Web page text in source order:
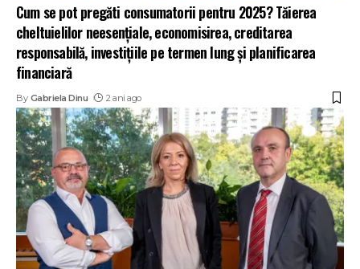
Cum se pot pregăti consumatorii pentru 2025? Tăierea
cheltuielilor neesențiale, economisirea, creditarea
responsabilă, investițiile pe termen lung și planificarea
financiară
By Gabriela Dinu 2 ani ago